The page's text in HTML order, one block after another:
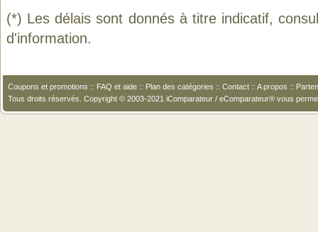
(*) Les délais sont donnés à titre indicatif,
d'information.
Coupons et promotions :: FAQ et aide :: Plan des catégories :: Contact :: A propos ::
Tous droits réservés. Copyright © 2003-2021 iComparateur / eComparateur® vous